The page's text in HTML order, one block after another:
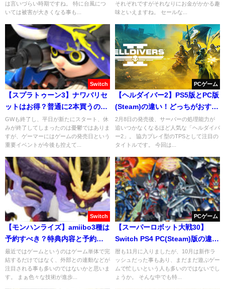
は言いづらい時期ですね。 特に台風につ
いては被害が大きくなる事も...
それぞれですがそれなりにお金がかかる趣
味といえますね。 セールな...
Switch
【スプラトゥーン3】ナワバリセ
ットはお得？普通に2本買うのと
の違いは？
GWも終了し、平日が新たにスタート、休
みが終了してしまったのは憂鬱ではありま
すが、ゲーマーにはゲームの発売日という
重要イベントが今後も控えて...
PCゲーム
【ヘルダイバー2】PS5版とPC版
(Steam)の違い！どっちがおすす
め？
2月8日の発売後、サーバーの処理能力が
追いつかなくなるほど人気な「ヘルダイバ
ー2」。 協力プレイ型のTPSとして注目の
タイトルです。 今回は...
Switch
【モンハンライズ】amiibo3種は
予約すべき？特典内容と予約店
舗を解説！
最近ではゲームというのはゲーム単体で完
結するだけではなく、外部との連動などが
注目される事も多いのではないかと思いま
す。 まぁ色々な技術が進歩...
PCゲーム
【スーパーロボット大戦30】
Switch PS4 PC(Steam)版の違
い！おすすめは？
暦も11月に入りましたが、10月は新作ラ
ッシュだった事もあり、まだまだ遊ぶゲー
ムで忙しいという人も多いのではないでし
ょうか。 そんな中でも特...